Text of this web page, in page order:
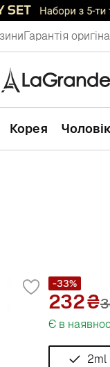
Гарантія
Корея
-33%
232
Є в
2ml